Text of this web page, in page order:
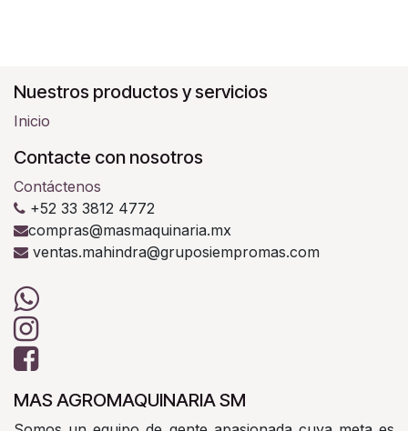
Nuestros productos y servicios
Inicio
Contacte con nosotros
Contáctenos
+52 33 3812 4772
compras@masmaquinaria.mx
ventas.mahindra@gruposiempromas.com
MAS AGROMAQUINARIA SM